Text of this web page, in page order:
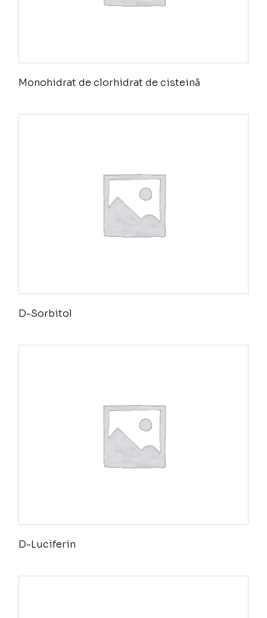
Monohidrat de clorhidrat de cisteină
D-Sorbitol
D-Luciferin